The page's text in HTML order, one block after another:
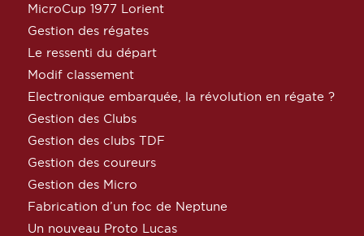
MicroCup 1977 Lorient
Gestion des régates
Le ressenti du départ
Modif classement
Electronique embarquée, la révolution en régate ?
Gestion des Clubs
Gestion des clubs TDF
Gestion des coureurs
Gestion des Micro
Fabrication d’un foc de Neptune
Un nouveau Proto Lucas